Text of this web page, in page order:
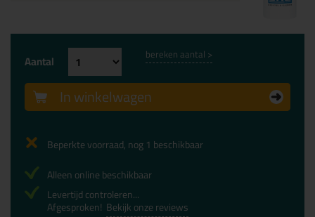
Aantal bereken aantal >
In winkelwagen
Beperkte voorraad, nog 1 beschikbaar
Alleen online beschikbaar
Levertijd controleren...
Afgesproken! Bekijk onze reviews